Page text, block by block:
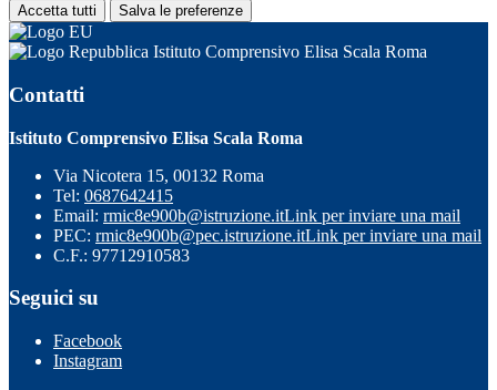
Accetta tutti Salva le preferenze
Istituto Comprensivo Elisa Scala Roma
Contatti
Istituto Comprensivo Elisa Scala Roma
Via Nicotera 15, 00132 Roma
Tel: 0687642415
Email: rmic8e900b@istruzione.itLink per inviare una mail
PEC: rmic8e900b@pec.istruzione.itLink per inviare una mail
C.F.: 97712910583
Seguici su
Facebook
Instagram